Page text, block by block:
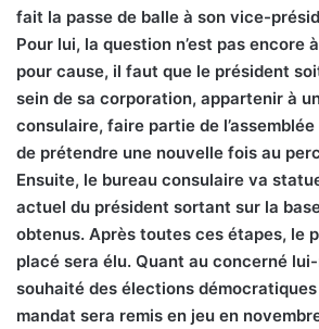
fait la passe de balle à son vice-
Pour lui, la question n’est pas encore
pour cause, il faut que le président
sein de sa corporation, appartenir à
consulaire, faire partie de
de prétendre une nouvelle fois au
Ensuite, le bureau consulaire va
actuel du président sortant sur la
obtenus. Après toutes ces étapes, le
placé sera élu. Quant au concerné
souhaité des élections
mandat sera remis en jeu en